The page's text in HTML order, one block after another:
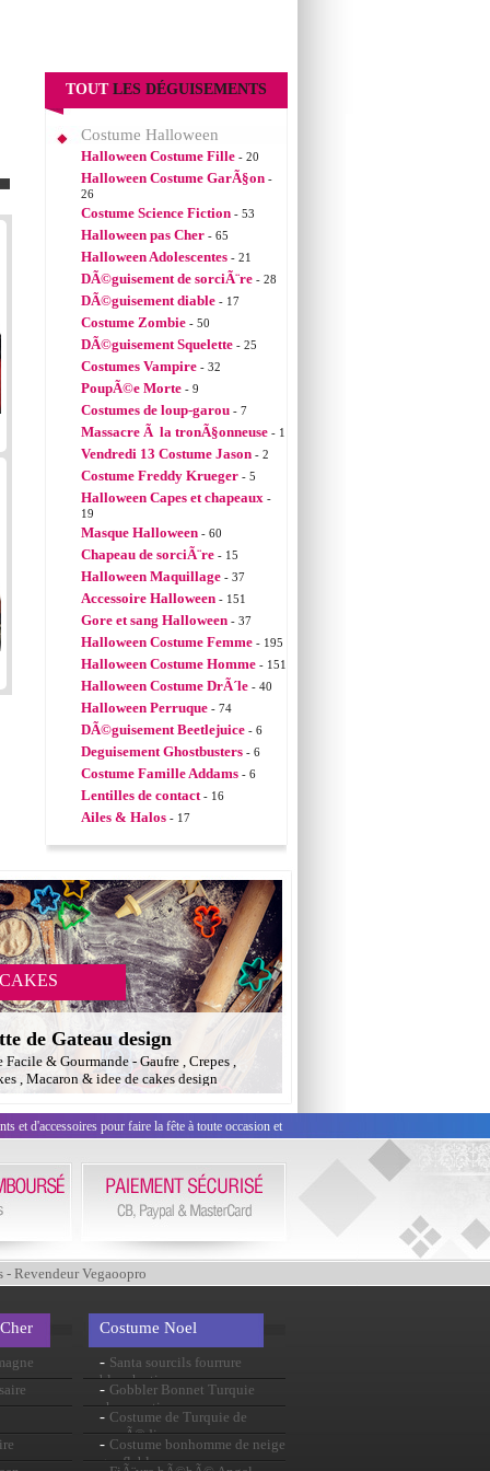
TOUT LES DÉGUISEMENTS
Costume Halloween
Halloween Costume Fille - 20
Halloween Costume GarÃ§on -
26
Costume Science Fiction - 53
Halloween pas Cher - 65
Halloween Adolescentes - 21
DÃ©guisement de sorciÃ¨re - 28
DÃ©guisement diable - 17
Costume Zombie - 50
DÃ©guisement Squelette - 25
Costumes Vampire - 32
PoupÃ©e Morte - 9
Costumes de loup-garou - 7
Massacre Ã la tronÃ§onneuse - 1
Vendredi 13 Costume Jason - 2
Costume Freddy Krueger - 5
Halloween Capes et chapeaux -
19
Masque Halloween - 60
Chapeau de sorciÃ¨re - 15
Halloween Maquillage - 37
Accessoire Halloween - 151
Gore et sang Halloween - 37
Halloween Costume Femme - 195
Halloween Costume Homme - 151
Halloween Costume DrÃ´le - 40
Halloween Perruque - 74
DÃ©guisement Beetlejuice - 6
Deguisement Ghostbusters - 6
Costume Famille Addams - 6
Lentilles de contact - 16
Ailes & Halos - 17
de Gateau design
Facile & Gourmande - Gaufre , Crepes ,
, Macaron & idee de cakes design
et d'accessoires pour faire la fête à toute occasion et
Revendeur Vegaoopro
Costume Noel
- Santa sourcils fourrure
blanche tissu
- Gobbler Bonnet Turquie
chapeau tissu
- Costume de Turquie de
comÃ©die
- Costume bonhomme de neige
gonflable